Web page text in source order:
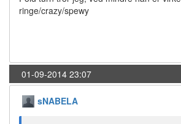
ringe/crazy/spewy
01-09-2014 23:07
sNABELA